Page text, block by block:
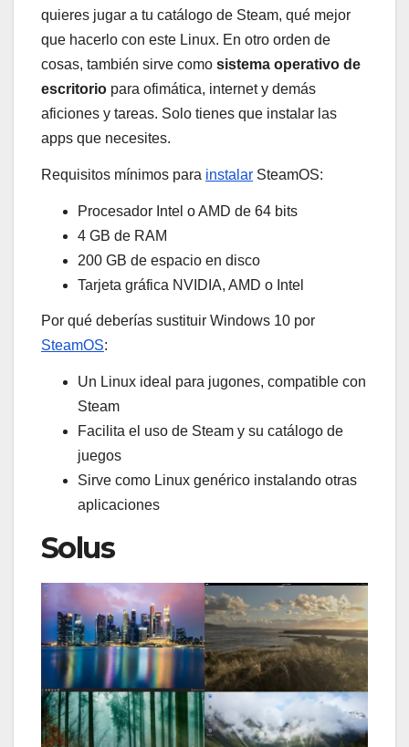
quieres jugar a tu catálogo de Steam, qué mejor
que hacerlo con este Linux. En otro orden de
cosas, también sirve como sistema operativo de
escritorio para ofimática, internet y demás
aficiones y tareas. Solo tienes que instalar las
apps que necesites.
Requisitos mínimos para instalar SteamOS:
Procesador Intel o AMD de 64 bits
4 GB de RAM
200 GB de espacio en disco
Tarjeta gráfica NVIDIA, AMD o Intel
Por qué deberías sustituir Windows 10 por
SteamOS:
Un Linux ideal para jugones, compatible con
Steam
Facilita el uso de Steam y su catálogo de
juegos
Sirve como Linux genérico instalando otras
aplicaciones
Solus